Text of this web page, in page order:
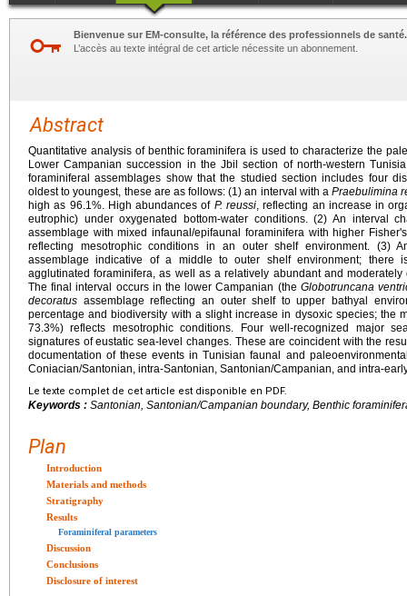
Bienvenue sur EM-consulte, la référence des professionnels de santé.
L’accès au texte intégral de cet article nécessite un abonnement.
Abstract
Quantitative analysis of benthic foraminifera is used to characterize the
Lower Campanian succession in the Jbil section of north-western
foraminiferal assemblages show that the studied section includes four
oldest to youngest, these are as follows: (1) an interval with a Praebulimina
high as 96.1%. High abundances of P. reussi, reflecting an increase in
eutrophic) under oxygenated bottom-water conditions. (2) An interval
assemblage with mixed infaunal/epifaunal foraminifera with higher
reflecting mesotrophic conditions in an outer shelf environment. (3)
assemblage indicative of a middle to outer shelf environment; there
agglutinated foraminifera, as well as a relatively abundant and
The final interval occurs in the lower Campanian (the Globotruncana
decoratus assemblage reflecting an outer shelf to upper bathyal
percentage and biodiversity with a slight increase in dysoxic species; the
73.3%) reflects mesotrophic conditions. Four well-recognized major
signatures of eustatic sea-level changes. These are coincident with the
documentation of these events in Tunisian faunal and
Coniacian/Santonian, intra-Santonian, Santonian/Campanian, and intra-
Le texte complet de cet article est disponible en PDF.
Keywords : Santonian, Santonian/Campanian boundary, Benthic
Plan
Introduction
Materials and methods
Stratigraphy
Results
Foraminiferal parameters
Discussion
Conclusions
Disclosure of interest